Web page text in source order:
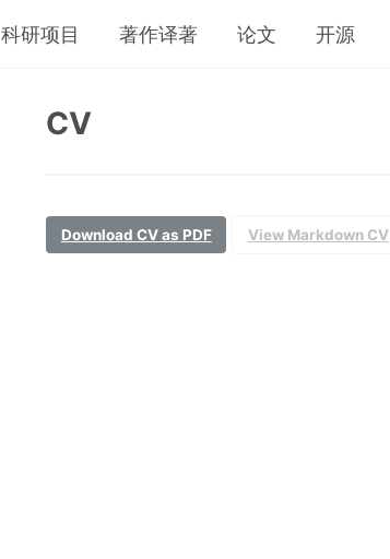
科研项目 著作译著 论文 开源
CV
Download CV as PDF View Markdown CV